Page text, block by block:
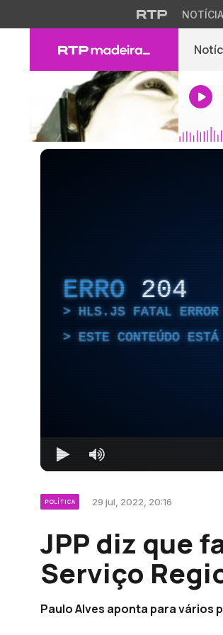
ERRO 204
HLS.JS FATAL ERROR
ESTE CONTEÚDO
POLÍTICA 29 jul, 2022, 20:16
JPP diz que
Serviço
Paulo Alves aponta para vários